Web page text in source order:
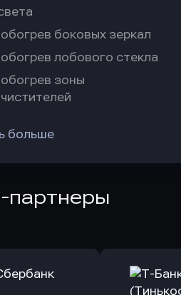
боковых зеркал
лобового стекла
зоны
больше
партнеры